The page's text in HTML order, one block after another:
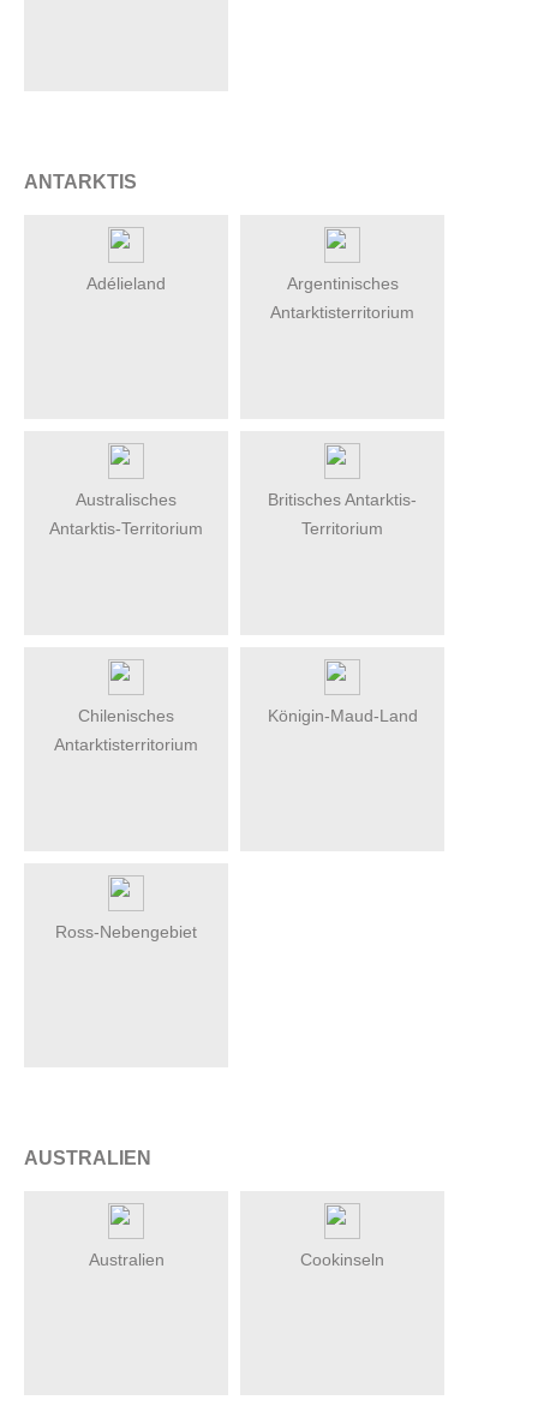
ANTARKTIS
Adélieland
Argentinisches
Antarktisterritorium
Australisches
Antarktis-Territorium
Britisches Antarktis-
Territorium
Chilenisches
Antarktisterritorium
Königin-Maud-Land
Ross-Nebengebiet
AUSTRALIEN
Australien Cookinseln